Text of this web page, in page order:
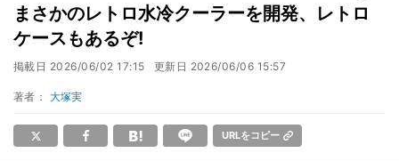
まさかのレトロ水冷クーラーを開発、レトロ
ケースもあるぞ!
掲載日 2026/06/02 17:15 更新日 2026/06/06 15:57
著者： 大塚実
URLをコピー